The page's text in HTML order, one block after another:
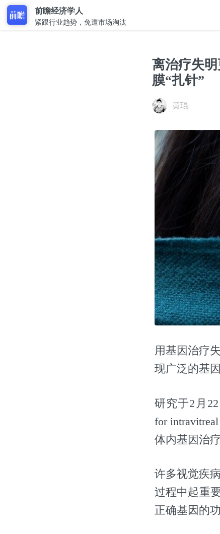
前瞻经济学人
紧跟行业趋势，免遭市场淘汰
离治疗失
膜“扎针”
黄琨
用基因治疗
现广泛的基
研究于2月
for
体内基因治
许多视觉疾
过程中起重
正确基因的